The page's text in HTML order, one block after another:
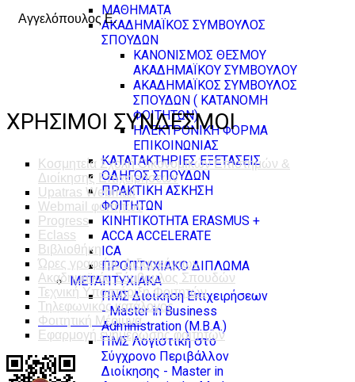
ΜΑΘΗΜΑΤΑ
ΑΚΑΔΗΜΑΪΚΟΣ ΣΥΜΒΟΥΛΟΣ
ΣΠΟΥΔΩΝ
ΚΑΝΟΝΙΣΜΟΣ ΘΕΣΜΟΥ
ΑΚΑΔΗΜΑΪΚΟΥ ΣΥΜΒΟΥΛΟΥ
ΑΚΑΔΗΜΑΪΚΟΣ ΣΥΜΒΟΥΛΟΣ
ΣΠΟΥΔΩΝ ( ΚΑΤΑΝΟΜΗ
ΦΟΙΤΗΤΩΝ)
ΗΛΕΚΤΡΟΝΙΚΗ ΦΟΡΜΑ
ΕΠΙΚΟΙΝΩΝΙΑΣ
ΚΑΤΑΤΑΚΤΗΡΙΕΣ ΕΞΕΤΑΣΕΙΣ
ΟΔΗΓΟΣ ΣΠΟΥΔΩΝ
ΠΡΑΚΤΙΚΗ ΑΣΚΗΣΗ
ΦΟΙΤΗΤΩΝ
ΚΙΝΗΤΙΚΟΤΗΤΑ ERASMUS +
ACCA ACCELERATE
ICA
ΠΡΟΠΤΥΧΙΑΚΟ ΔΙΠΛΩΜΑ
ΜΕΤΑΠΤΥΧΙΑΚΑ
ΠΜΣ Διοίκηση Επιχειρήσεων
- Master in Business
Administration (M.B.A.)
ΠΜΣ Λογιστική στο
Σύγχρονο Περιβάλλον
Διοίκησης - Master in
Αγγελόπουλος Ε.
ΧΡΗΣΙΜΟΙ ΣΥΝΔΕΣΜΟΙ
Κοσμητεία Σχολή Οικονομικών Επιστημών &
Διοίκησης Επιχειρήσεων
Upatras Webmail
Webmail φοιτητών
Progress
Eclass
Βιβλιοθήκη
Ώρες γραφείου Διδασκόντων
Ακαδημαϊκός Σύμβουλος Σπουδών
Τεχνική Υποστήριξη Φοιτητών
Τηλεφωνικός κατάλογος
Φοιτητική Μέριμνα
Εφαρμογή ενημέρωσης φοιτητών